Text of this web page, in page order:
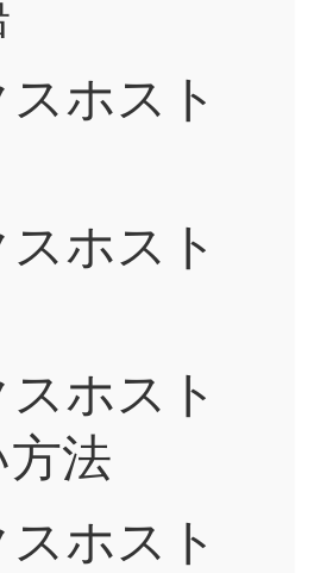
スホスト
スホスト
スホスト
法
スホスト